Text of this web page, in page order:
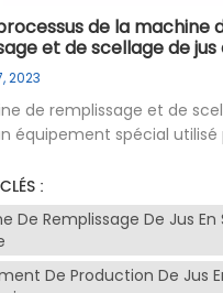
de la machine
et de scellage de
2023
de remplissage et de
font référence à
dont la forme est
traditionnels. Les sacs
comprennent les
forme de fruit, etc. Le
:
De Remplissage De Jus En
De Production De Jus